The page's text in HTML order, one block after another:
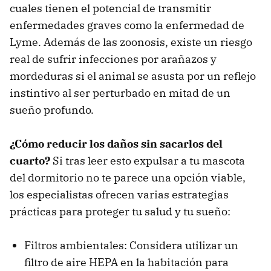
cuales tienen el potencial de transmitir
enfermedades graves como la enfermedad de
Lyme. Además de las zoonosis, existe un riesgo
real de sufrir infecciones por arañazos y
mordeduras si el animal se asusta por un reflejo
instintivo al ser perturbado en mitad de un
sueño profundo.
¿Cómo reducir los daños sin sacarlos del
cuarto? Si tras leer esto expulsar a tu mascota
del dormitorio no te parece una opción viable,
los especialistas ofrecen varias estrategias
prácticas para proteger tu salud y tu sueño:
Filtros ambientales: Considera utilizar un
filtro de aire HEPA en la habitación para